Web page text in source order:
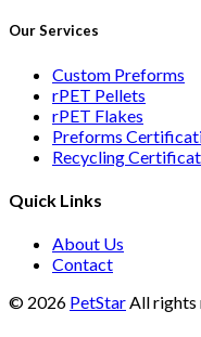
Our Services
Custom Preforms
rPET Pellets
rPET Flakes
Preforms
Recycling
Quick Links
About Us
Contact
© 2026 PetStarAll rights